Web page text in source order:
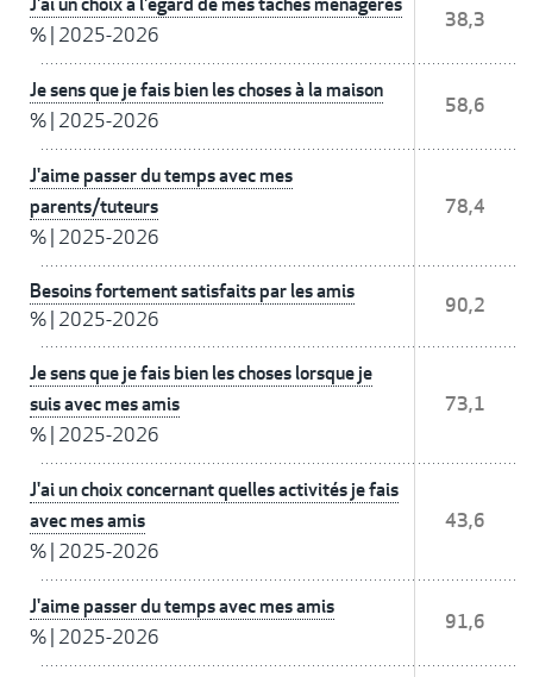
% 2025-2026
38,3
Je sens que je fais bien les choses à la maison
% 2025-2026
58,6
J'aime passer du temps avec mes
parents/tuteurs
% 2025-2026
78,4
Besoins fortement satisfaits par les amis
% 2025-2026
90,2
Je sens que je fais bien les choses lorsque je
suis avec mes amis
% 2025-2026
73,1
J'ai un choix concernant quelles activités je fais
avec mes amis
% 2025-2026
43,6
J'aime passer du temps avec mes amis
% 2025-2026
91,6